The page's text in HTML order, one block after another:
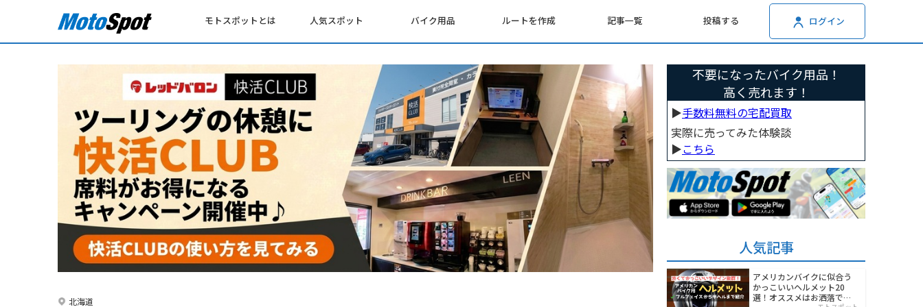
モトスポットとは 人気スポット バイク用品 ルートを作成 記事一覧 投稿する ログイン
北海道
不要になったバイク用品！
高く売れます！
▶︎手数料無料の宅配買取
実際に売ってみた体験談
▶︎こちら
人気記事
アメリカンバイクに似合う
かっこいいヘルメット20
選！オススメはお洒落でワ